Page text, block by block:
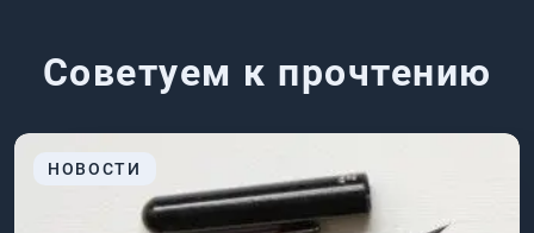
Советуем к прочтению
НОВОСТИ